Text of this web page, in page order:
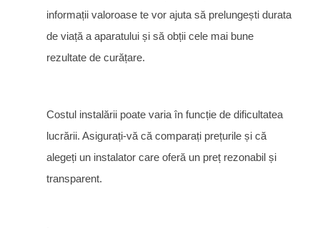
informații valoroase te vor ajuta să prelungești durata
de viață a aparatului și să obții cele mai bune
rezultate de curățare.
Costul instalării poate varia în funcție de dificultatea
lucrării. Asigurați-vă că comparați prețurile și că
alegeți un instalator care oferă un preț rezonabil și
transparent.